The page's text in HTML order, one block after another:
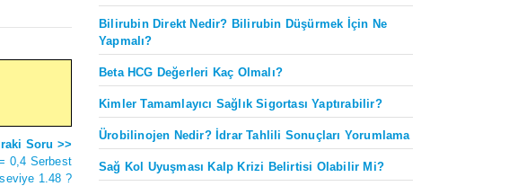
Soru >>
0,4 Serbest
1.48 ?
Bilirubin Direkt Nedir? Bilirubin Düşürmek İçin Ne
Yapmalı?
Beta HCG Değerleri Kaç Olmalı?
Kimler Tamamlayıcı Sağlık Sigortası Yaptırabilir?
Ürobilinojen Nedir? İdrar Tahlili Sonuçları Yorumlama
Sağ Kol Uyuşması Kalp Krizi Belirtisi Olabilir Mi?